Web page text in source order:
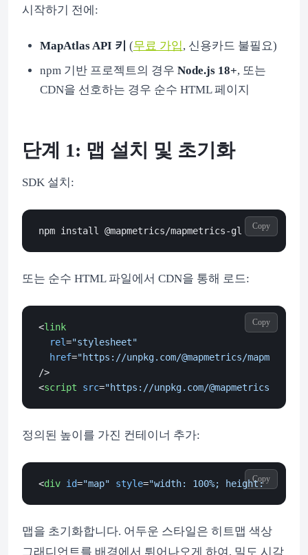
시작하기 전에:
MapAtlas API 키 (무료 가입, 신용카드 불필요)
npm 기반 프로젝트의 경우 Node.js 18+, 또는
CDN을 선호하는 경우 순수 HTML 페이지
단계 1: 맵 설치 및 초기화
SDK 설치:
Copy
또는 순수 HTML 파일에서 CDN을 통해 로드:
Copy
<link
rel="stylesheet"
href="https://unpkg.com/@mapmetrics/
/>
<script src="https://unpkg.com/@mapmetrics/
정의된 높이를 가진 컨테이너 추가:
Copy
<div id="map" style="width: 100%; height: 600px;"
맵을 초기화합니다. 어두운 스타일은 히트맵 색상
그래디언트를 배경에서 튀어나오게 하여, 밀도 시각